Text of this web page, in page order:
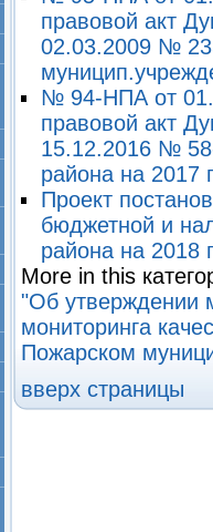
правовой акт
02.03.2009 №
№ 94-НПА от
правовой акт
15.12.2016 №
района на 2017
Проект
бюджетной и
района на 2018
More in this
"Об утверждении
мониторинга
Пожарском
вверх страницы